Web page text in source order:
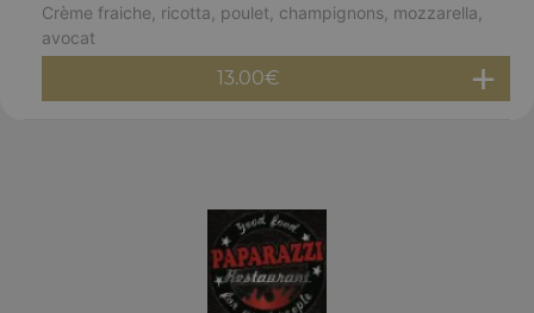
Crème fraiche, ricotta, poulet, champignons, mozzarella,
avocat
13.00€